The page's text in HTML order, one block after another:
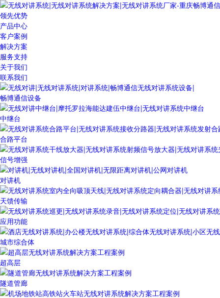
领先优势
产品中心
客户案例
解决方案
服务支持
关于我们
联系我们
畅博通信设备
中继台
合路平台
信号增强
对讲机
天馈传输
应用功能
城市综合体
超高层
隧道管廊